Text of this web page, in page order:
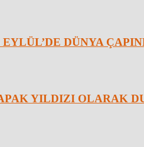
DÜNYA
YILDIZI OLARAK